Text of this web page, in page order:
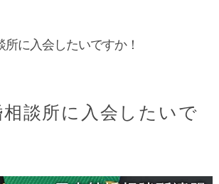
所に入会したいですか！
談所に入会したいで